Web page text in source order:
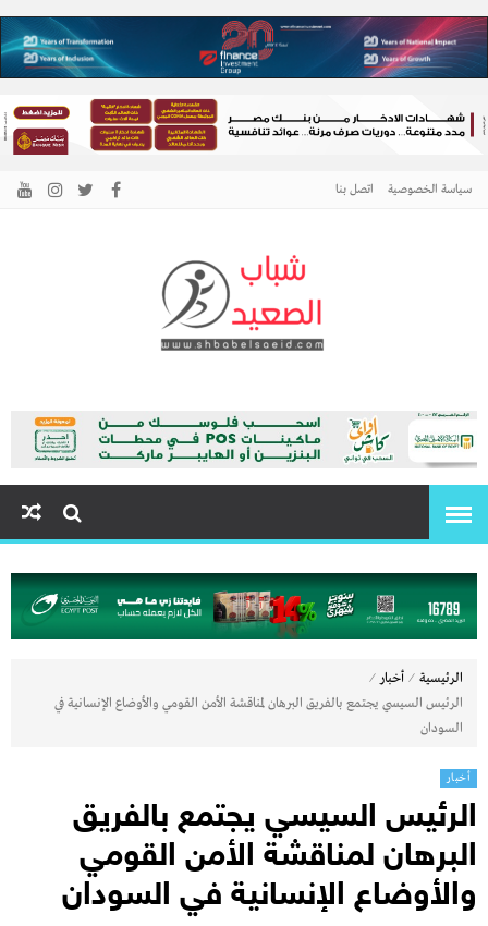
سياسة الخصوصية اتصل بنا
شباب الصعيد
الرئيسية ⁄ أخبار ⁄
الرئيس السيسي يجتمع بالفريق البرهان لمناقشة الأمن القومي والأوضاع الإنسانية في
السودان
أخبار
الرئيس السيسي يجتمع بالفريق
البرهان لمناقشة الأمن القومي
والأوضاع الإنسانية في السودان